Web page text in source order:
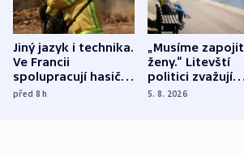
Jiný jazyk i technika.
Ve Francii
spolupracují hasiči z
různých zemí
před 8h
„Musíme zapojit
ženy.“ Litevští
politici zvažují
dohodu o
5. 8. 2026